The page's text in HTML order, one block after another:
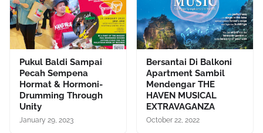
Pukul Baldi Sampai
Pecah Sempena
Hormat & Hormoni-
Drumming Through
Unity
January 29, 2023
Bersantai Di Balkoni
Apartment Sambil
Mendengar THE
HAVEN MUSICAL
EXTRAVAGANZA
October 22, 2022